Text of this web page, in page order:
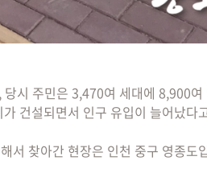
시 주민은 3,470여 세대에 8,900여
건설되면서 인구 유입이 늘어났다
서 찾아간 현장은 인천 중구 영종도